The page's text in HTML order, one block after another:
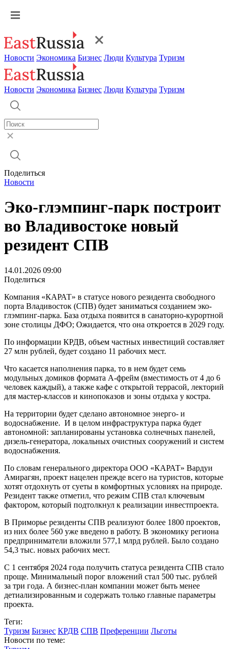
Новости Экономика Бизнес Люди Культура Туризм
Новости Экономика Бизнес Люди Культура Туризм
Поделиться
Эко-глэмпинг-парк построит
во Владивостоке новый
14.01.2026 09:00
Поделиться
Компания «КАРАТ» в статусе нового резидента свободного
порта Владивосток (СПВ) будет заниматься созданием эко-
глэмпинг-парка. База отдыха появится в санаторно-курортной
зоне столицы ДФО; Ожидается, что она откроется в 2029 году.
По информации КРДВ, объем частных инвестиций составляет
27 млн рублей, будет создано 11 рабочих мест.
Что касается наполнения парка, то в нем будет семь
модульных домиков формата А-фрейм (вместимость от 4 до 6
человек каждый), а также кафе с открытой террасой, лекторий
для мастер-классов и кинопоказов и зоны отдыха у костра.
На территории будет сделано автономное энерго- и
водоснабжение. И в целом инфраструктура парка будет
автономной: запланированы установка солнечных панелей,
дизель-генератора, локальных очистных сооружений и систем
водоснабжения.
По словам генерального директора ООО «КАРАТ» Вардуи
Амирагян, проект нацелен прежде всего на туристов, которые
хотят отдохнуть от суеты в комфортных условиях на природе.
Резидент также отметил, что режим СПВ стал ключевым
фактором, который подтолкнул к реализации инвестпроекта.
В Приморье резиденты СПВ реализуют более 1800 проектов,
из них более 560 уже введено в работу. В экономику региона
предприниматели вложили 577,1 млрд рублей. Было создано
54,3 тыс. новых рабочих мест.
С 1 сентября 2024 года получить статуса резидента СПВ стало
проще. Минимальный порог вложений стал 500 тыс. рублей
за три года. А бизнес-план компании может быть менее
детиализированным и содержать только главные параметры
проекта.